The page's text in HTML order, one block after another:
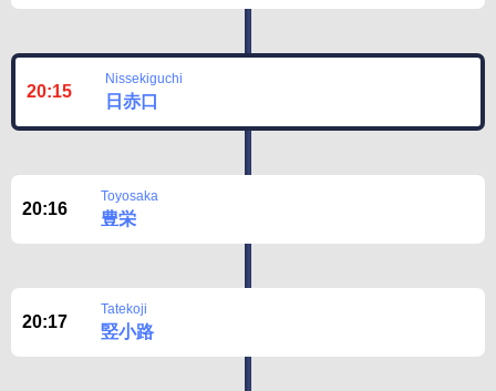
20:15
Nissekiguchi
日赤口
20:16
Toyosaka
豊栄
20:17
Tatekoji
竪小路